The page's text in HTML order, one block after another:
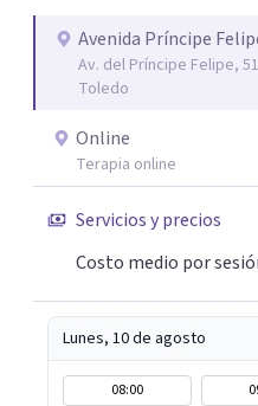
consistirá el tratamiento y
herramientas usaremos
te preocupan. Aplico una psicología integradora que
reúne los elementos que
más rápida y eficaz a cada
lo está pasando mal desea
siempre procuro que los
duración posible, con el
Avenida Príncipe
Av. del Príncipe Felipe,
Toledo
Online
Terapia online
Servicios y precios
Costo medio por
Lunes, 10 de agosto
08:00